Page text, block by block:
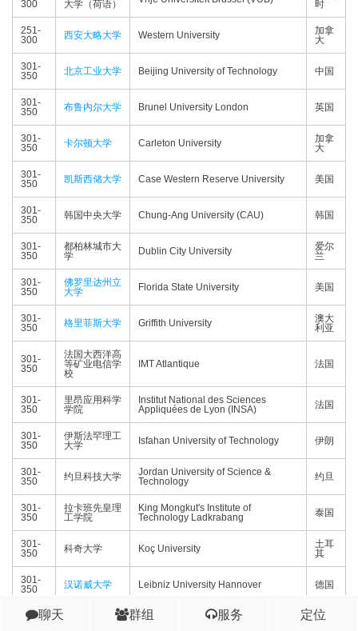
300
大学（荷语）
时
251-
300
西安大略大学 Western University
加拿
大
301-
350
北京工业大学 Beijing University of Technology 中国
301-
350
布鲁内尔大学 Brunel University London 英国
301-
350
卡尔顿大学 Carleton University
加拿
大
301-
350
凯斯西储大学 Case Western Reserve University 美国
301-
350
韩国中央大学 Chung-Ang University (CAU) 韩国
301-
350
都柏林城市大
学
Dublin City University
爱尔
兰
301-
350
佛罗里达州立
大学
Florida State University 美国
301-
350
格里菲斯大学 Griffith University
澳大
利亚
301-
350
法国大西洋高
等矿业电信学
校
IMT Atlantique 法国
301-
350
里昂应用科学
学院
Institut National des Sciences
Appliquées de Lyon (INSA)
法国
301-
350
伊斯法罕理工
大学
Isfahan University of Technology 伊朗
301-
350
约旦科技大学
Jordan University of Science &
Technology
约旦
301-
350
拉卡班先皇理
工学院
King Mongkut's Institute of
Technology Ladkrabang
泰国
301-
350
科奇大学 Koç University
土耳
其
301-
350
汉诺威大学 Leibniz University Hannover 德国
301-
莫斯科核子研
National Research Nuclear
俄罗
聊天 群组 服务 定位